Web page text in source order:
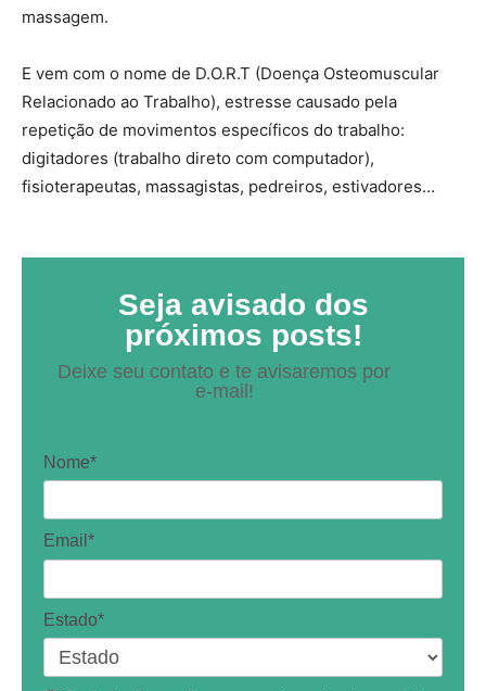
massagem.
E vem com o nome de D.O.R.T (Doença Osteomuscular
Relacionado ao Trabalho), estresse causado pela
repetição de movimentos específicos do trabalho:
digitadores (trabalho direto com computador),
fisioterapeutas, massagistas, pedreiros, estivadores…
Seja avisado dos
próximos posts!
Deixe seu contato e te avisaremos por
e-mail!
Nome*
Email*
Estado*